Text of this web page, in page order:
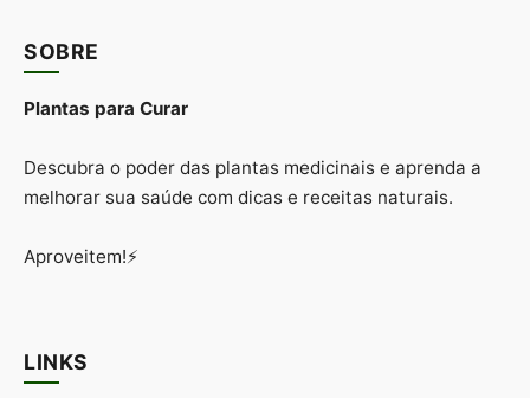
SOBRE
Plantas para Curar
Descubra o poder das plantas medicinais e aprenda a
melhorar sua saúde com dicas e receitas naturais.
Aproveitem!⚡
LINKS